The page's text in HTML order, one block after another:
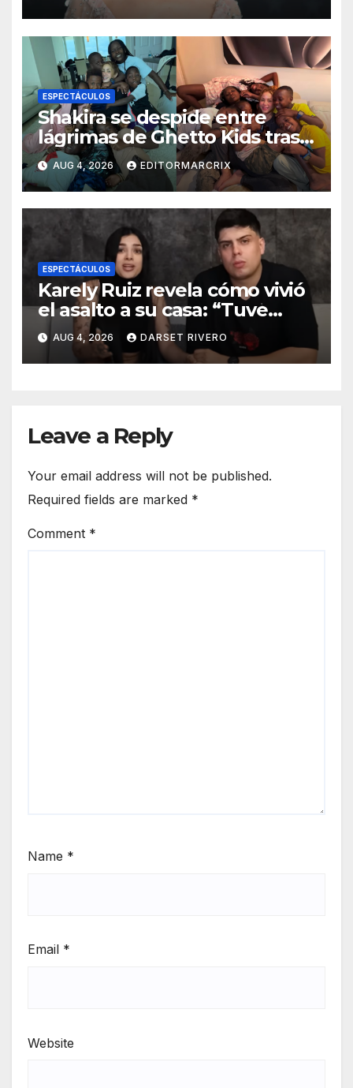
ESPECTÁCULOS
Shakira se despide entre
lágrimas de Ghetto Kids tras
convivir con ellos en Miami
AUG 4, 2026 EDITORMARCRIX
ESPECTÁCULOS
Karely Ruiz revela cómo vivió
el asalto a su casa: “Tuve
mucho miedo”
AUG 4, 2026 DARSET RIVERO
Leave a Reply
Your email address will not be published.
Required fields are marked *
Comment *
Name *
Email *
Website